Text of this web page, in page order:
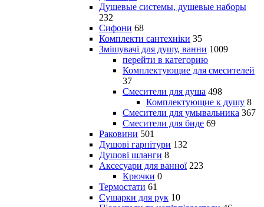
Душевые системы, душевые наборы
232
Сифони 68
Комплекти сантехніки 35
Змішувачі для душу, ванни 1009
перейти в категорию
Комплектующие для смесителей
37
Смесители для душа 498
Комплектующие к душу 8
Смесители для умывальника 367
Смесители для биде 69
Раковини 501
Душові гарнітури 132
Душові шланги 8
Аксесуари для ванної 223
Крючки 0
Термостати 61
Сушарки для рук 10